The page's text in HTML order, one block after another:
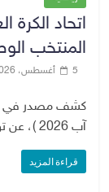
اتحاد الكرة
المنتخب
5 أغسطس، 2026
آب 2026 )، عن توقيع مدرب المنتخب الوطني، الأسترالي
قراءة المزيد